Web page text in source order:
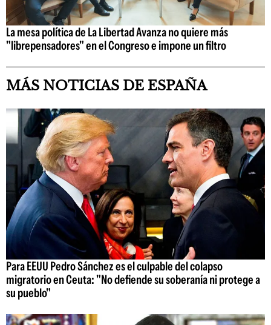
La mesa política de La Libertad Avanza no quiere más
"librepensadores" en el Congreso e impone un filtro
MÁS NOTICIAS DE ESPAÑA
Para EEUU Pedro Sánchez es el culpable del colapso
migratorio en Ceuta: "No defiende su soberanía ni protege a
su pueblo"